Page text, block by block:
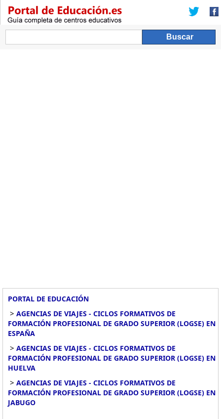
PORTAL DE EDUCACIÓN
> AGENCIAS DE VIAJES - CICLOS FORMATIVOS DE
FORMACIÓN PROFESIONAL DE GRADO SUPERIOR (LOGSE) EN
ESPAÑA
> AGENCIAS DE VIAJES - CICLOS FORMATIVOS DE
FORMACIÓN PROFESIONAL DE GRADO SUPERIOR (LOGSE) EN
HUELVA
> AGENCIAS DE VIAJES - CICLOS FORMATIVOS DE
FORMACIÓN PROFESIONAL DE GRADO SUPERIOR (LOGSE) EN
JABUGO